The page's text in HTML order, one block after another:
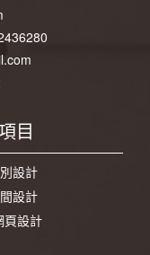
目
設計
設計
頁設計